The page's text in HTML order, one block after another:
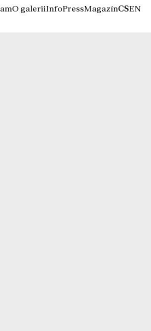
O galeriiInfoPressMagazínCSEN